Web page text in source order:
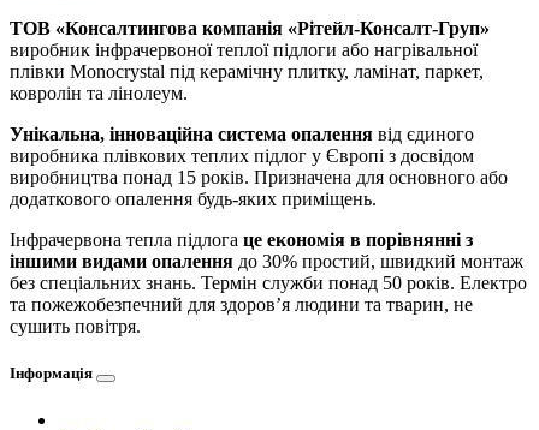
ТОВ «Консалтингова компанія «Рітейл-Консалт-Груп»
виробник інфрачервоної теплої підлоги або нагрівальної
плівки Monocrystal під керамічну плитку, ламінат, паркет,
ковролін та лінолеум.
Унікальна, інноваційна система опалення від єдиного
виробника плівкових теплих підлог у Європі з досвідом
виробництва понад 15 років. Призначена для основного або
додаткового опалення будь-яких приміщень.
Інфрачервона тепла підлога це економія в порівнянні з
іншими видами опалення до 30% простий, швидкий монтаж
без спеціальних знань. Термін служби понад 50 років. Електро
та пожежобезпечний для здоров’я людини та тварин, не
сушить повітря.
Інформація